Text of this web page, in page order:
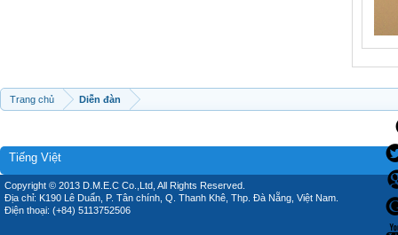
Trang chủ Diễn đàn
Tiếng Việt
Copyright © 2013 D.M.E.C Co.,Ltd, All Rights Reserved.
Địa chỉ: K190 Lê Duẩn, P. Tân chính, Q. Thanh Khê, Thp. Đà Nẵng, Việt Nam.
Điện thoại: (+84) 5113752506